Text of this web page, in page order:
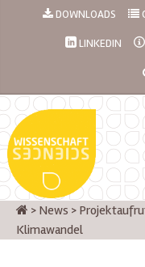
DOWNLOADS
LINKEDIN
> News >
Klimawandel